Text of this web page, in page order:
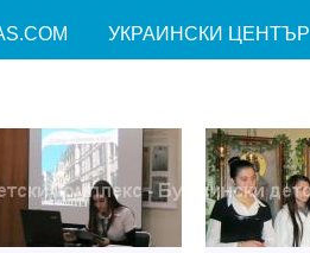
УКРАИНСКИ ЦЕНТЪР